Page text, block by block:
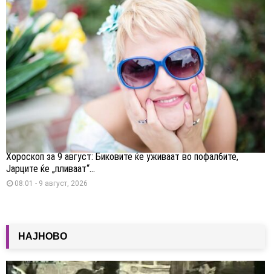
Хороскоп за 9 август: Биковите ќе уживаат во пофалбите,
Јарците ќе „пливаат“...
08:01 - 9 август, 2026
НАЈНОВО